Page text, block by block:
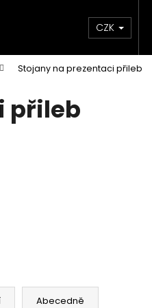
Oleje & Maziva
CZK
Stojany na prezentaci přileb
přileb
Abecedně